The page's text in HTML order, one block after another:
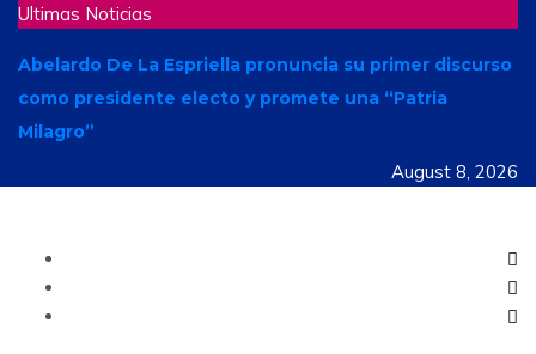
Ultimas Noticias
Abelardo De La Espriella pronuncia su primer discurso
como presidente electo y promete una “Patria
Milagro”
August 8, 2026